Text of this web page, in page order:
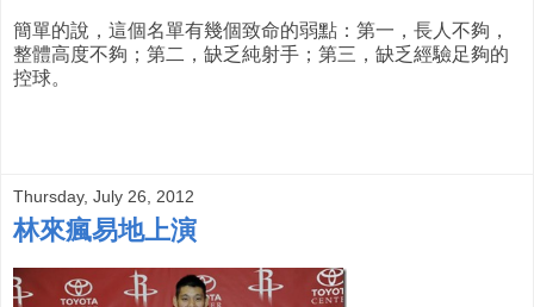
簡單的說，這個名單有幾個致命的弱點：第一，長人不夠，
整體高度不夠；第二，缺乏純射手；第三，缺乏經驗足夠的
控球。
Thursday, July 26, 2012
林來瘋易地上演